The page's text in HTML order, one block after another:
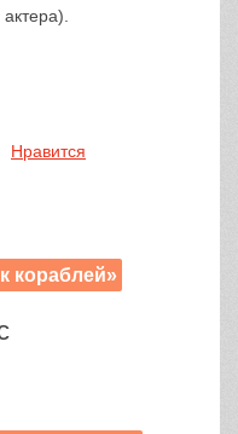
Нравится
кораблей»